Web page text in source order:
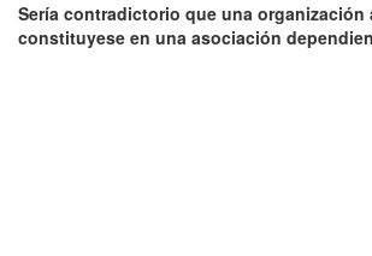
Sería contradictorio que una organización
constituyese en una asociación